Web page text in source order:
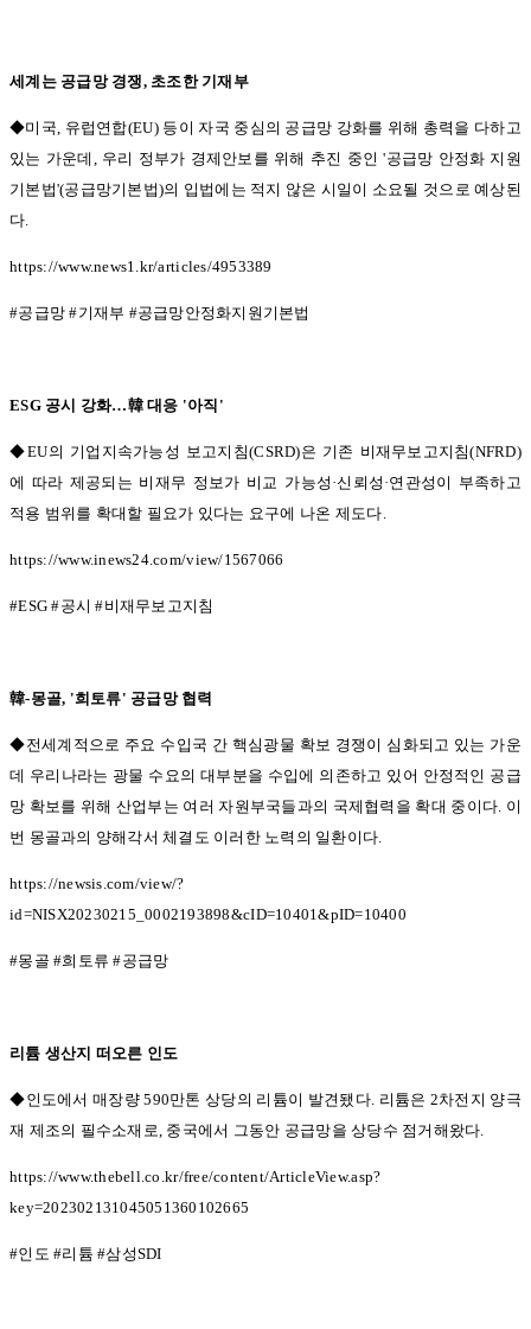
세계는 공급망 경쟁, 초조한 기재부
◆미국, 유럽연합(EU) 등이 자국 중심의 공급망 강화를 위해 총력을 다하고
있는 가운데 , 우리 정부가 경제안보를 위해 추진 중인'공급망 안정화 지원
기본법'(공급망기본법)의 입법에는 적지 않은 시일이 소요될 것으로 예상된
다.
https://www.news1.kr/articles/4953389
#공급망#기재부 #공급망안정화지원기본법
ESG 공시 강화…韓 대응 '아직 '
◆EU의 기업지속가능성 보고지침(CSRD)은 기존 비재무보고지침(NFRD)
에 따라 제공되는 비재무 정보가 비교 가능성 ·신뢰성 ·연관성이 부족하고
적용 범위를 확대할 필요가 있다는 요구에 나온 제도다.
https://www.inews24.com/view/1567066
#ESG #공시#비재무보고지침
韓-몽골, '희토류' 공급망 협력
◆전세계적으로 주요 수입국 간 핵심광물 확보 경쟁이 심화되고 있는 가운
데 우리나라는 광물 수요의 대부분을 수입에 의존하고 있어 안정적인 공급
망 확보를 위해 산업부는 여러 자원부국들과의 국제협력을 확대 중이다. 이
번 몽골과의 양해각서 체결도 이러한 노력의 일환이다.
https://newsis.com/view/?
id=NISX20230215_0002193898&cID=10401&pID=10400
#몽골#희토류#공급망
리튬 생산지 떠오른 인도
◆인도에서 매장량 590만톤 상당의 리튬이 발견됐다. 리튬은 2차전지 양극
재 제조의 필수소재로, 중국에서 그동안 공급망을 상당수 점거해왔다.
https://www.thebell.co.kr/free/content/ArticleView.asp?
key=202302131045051360102665
#인도#리튬#삼성SDI